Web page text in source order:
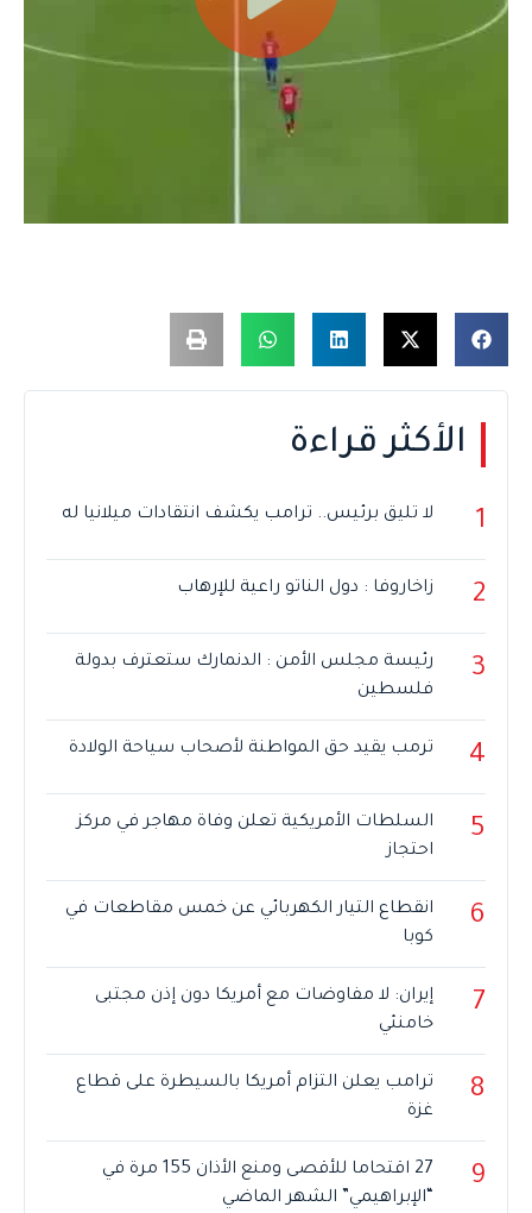
الأكثر قراءة
1 لا تليق برئيس.. ترامب يكشف انتقادات ميلانيا له
2 زاخاروفا : دول الناتو راعية للإرهاب
3
رئيسة مجلس الأمن : الدنمارك ستعترف بدولة
فلسطين
4 ترمب يقيد حق المواطنة لأصحاب سياحة الولادة
5
السلطات الأمريكية تعلن وفاة مهاجر في مركز
احتجاز
6
انقطاع التيار الكهربائي عن خمس مقاطعات في
كوبا
7
إيران: لا مفاوضات مع أمريكا دون إذن مجتبى
خامنئي
8
ترامب يعلن التزام أمريكا بالسيطرة على قطاع
غزة
9
27 اقتحاما للأقصى ومنع الأذان 155 مرة في
“الإبراهيمي” الشهر الماضي